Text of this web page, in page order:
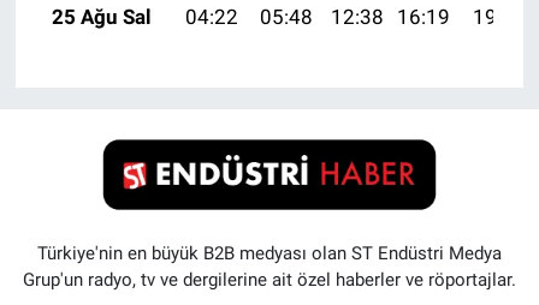
25 Ağu Sal
04:22 05:48 12:38 16:19 19:17
Türkiye'nin en büyük B2B medyası olan ST Endüstri Medya
Grup'un radyo, tv ve dergilerine ait özel haberler ve röportajlar.